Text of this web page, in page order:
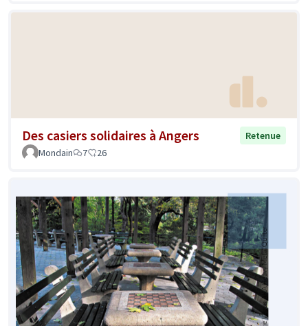
Des casiers solidaires à Angers
Retenue
Mondain
7 26